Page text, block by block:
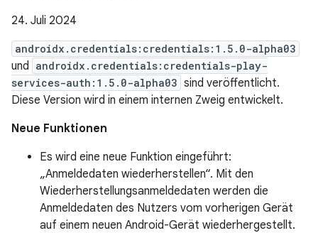
24. Juli 2024
androidx.credentials:credentials:1.5.0-alpha03
und androidx.credentials:credentials-play-
services-auth:1.5.0-alpha03 sind veröffentlicht.
Diese Version wird in einem internen Zweig entwickelt.
Neue Funktionen
Es wird eine neue Funktion eingeführt:
„Anmeldedaten wiederherstellen“. Mit den
Wiederherstellungsanmeldedaten werden die
Anmeldedaten des Nutzers vom vorherigen Gerät
auf einem neuen Android-Gerät wiederhergestellt.